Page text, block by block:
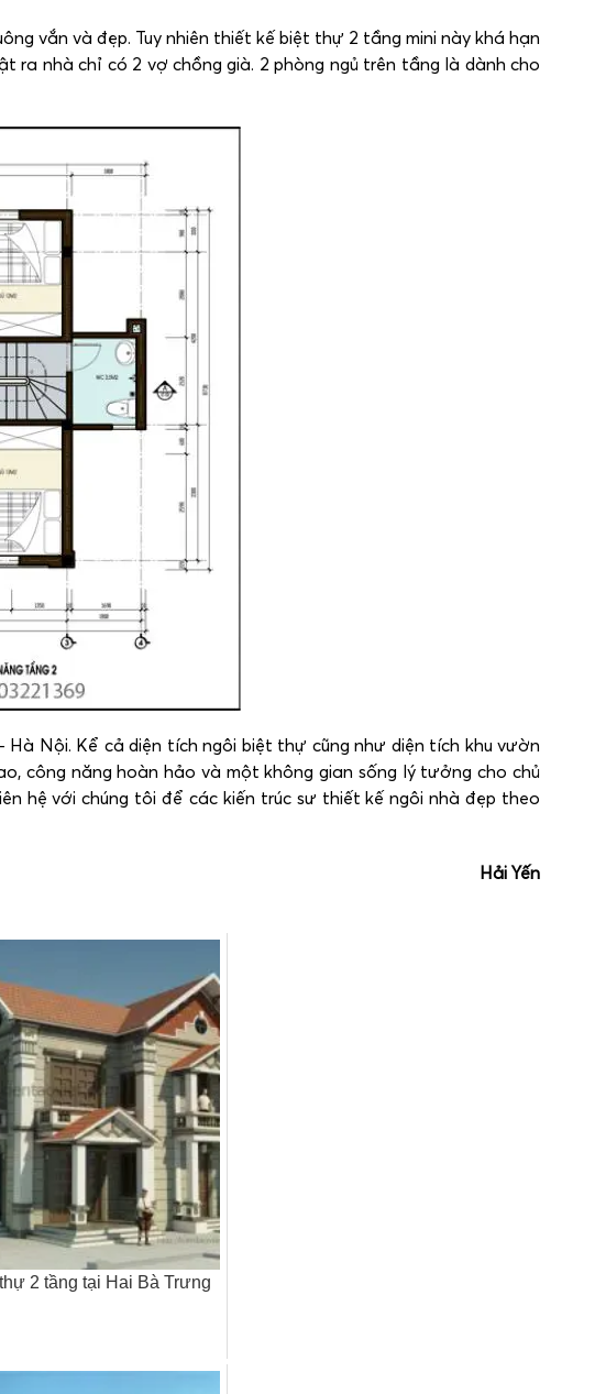
vắn và đẹp. Tuy nhiên thiết kế biệt thự 2 tầng mini này khá hạn
ra nhà chỉ có 2 vợ chồng già. 2 phòng ngủ trên tầng là dành cho
Nội. Kể cả diện tích ngôi biệt thự cũng như diện tích khu vườn
công năng hoàn hảo và một không gian sống lý tưởng cho chủ
hệ với chúng tôi để các kiến trúc sư thiết kế ngôi nhà đẹp theo
Hải Yến
2 tầng tại Hai Bà Trưng